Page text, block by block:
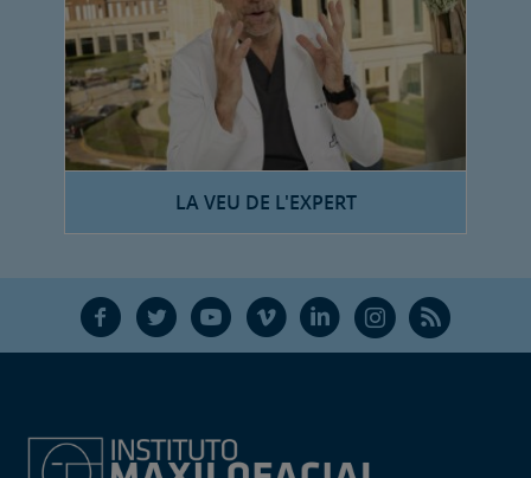
LA VEU DE L'EXPERT
F T Y V L Ñ R